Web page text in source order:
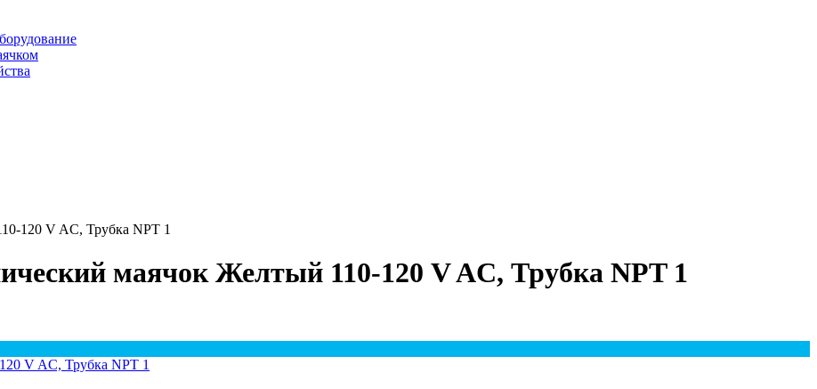
120 V AC, Трубка NPT 1
маячок Желтый 110-120 V AC, Трубка NPT 1